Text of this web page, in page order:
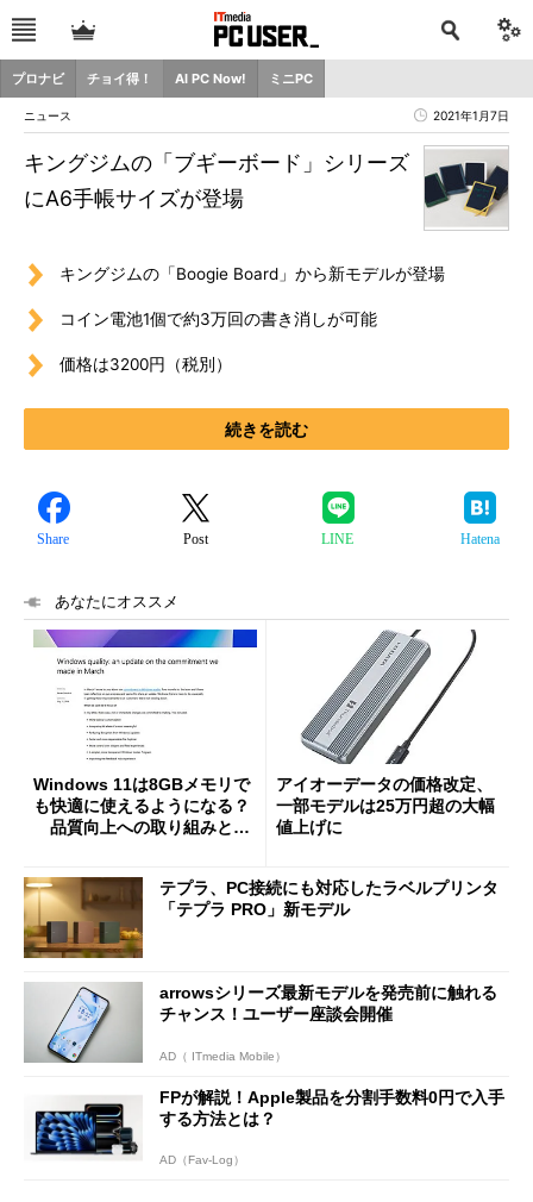
プロナビ チョイ得！ AI PC Now! ミニPC
ニュース 2021年1月7日
キングジムの「ブギーボード」シリーズ
にA6手帳サイズが登場
キングジムの「Boogie Board」から新モデルが登場
コイン電池1個で約3万回の書き消しが可能
価格は3200円（税別）
続きを読む
Share Post LINE Hatena
あなたにオススメ
Windows 11は8GBメモリで
も快適に使えるようになる？
品質向上への取り組みと
アイオーデータの価格改定、
一部モデルは25万円超の大幅
値上げに
テプラ、PC接続にも対応したラベルプリンタ
「テプラ PRO」新モデル
arrowsシリーズ最新モデルを発売前に触れる
チャンス！ユーザー座談会開催
AD（ ITmedia Mobile）
FPが解説！Apple製品を分割手数料0円で入手
する方法とは？
AD（Fav-Log）